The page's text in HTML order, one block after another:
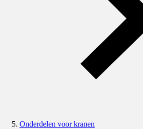
Onderdelen voor kranen